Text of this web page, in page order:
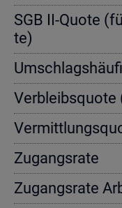
SGB II-Quote
te)
Ver­bleibs­quo­te
Zu­gangs­ra­te
Zu­gangs­ra­te